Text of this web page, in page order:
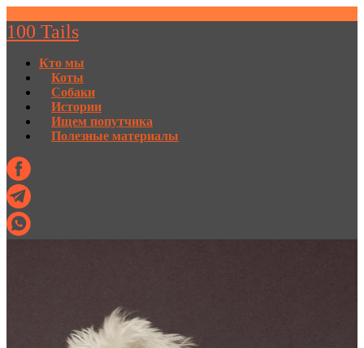
100 Tails
Кто мы
Коты
Собаки
Истории
Ищем попутчика
Полезные материалы